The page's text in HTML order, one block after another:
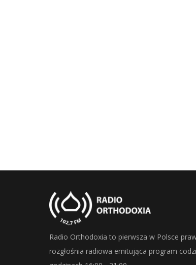
Radio Orthodoxia to pierwsza w Polsce
rozgłośnia radiowa emitująca program